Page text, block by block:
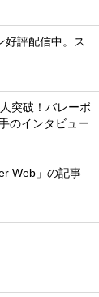
好評配信中。ス
突破！バレーボ
のインタビュー
Web」の記事